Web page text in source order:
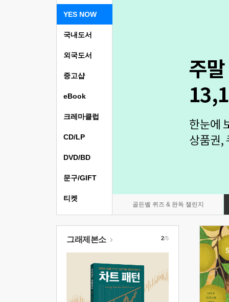
YES NOW
골든벨 퀴즈 & 완독 챌린지
국내도서
외국도서
중고샵
eBook
크레마클럽
CD/LP
DVD/BD
문구/GIFT
티켓
그래제본소 2/5